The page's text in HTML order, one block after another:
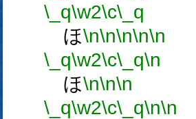
\_q\w2\c\_q
ほ\n\n\n\n\n
\_q\w2\c\_q\n
ほ\n\n\n
\_q\w2\c\_q\n\n